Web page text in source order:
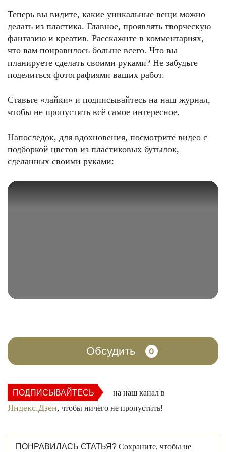
Теперь вы видите, какие уникальные вещи можно
делать из пластика. Главное, проявлять творческую
фантазию и креатив. Расскажите в комментариях,
что вам понравилось больше всего. Что вы
планируете сделать своими руками? Не забудьте
поделиться фотографиями ваших работ.
Ставьте «лайки» и подписывайтесь на наш журнал,
чтобы не пропустить всё самое интересное.
Напоследок, для вдохновения, посмотрите видео с
подборкой цветов из пластиковых бутылок,
сделанных своими руками:
Обсудить 0
ПОДПИСЫВАЙТЕСЬ на наш канал в
Яндекс.Дзен, чтобы ничего не пропустить!
ПОНРАВИЛАСЬ СТАТЬЯ? Сохраните, чтобы не